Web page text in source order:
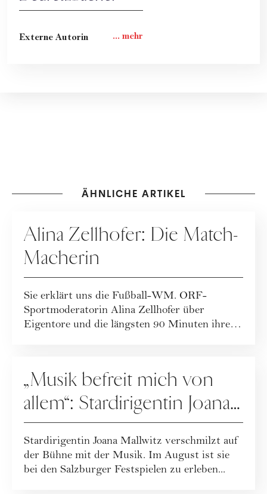
Externe Autorin
ÄHNLICHE ARTIKEL
Alina Zellhofer: Die Match-
Macherin
Sie erklärt uns die Fußball-WM. ORF-
Sportmoderatorin Alina Zellhofer über
Eigentore und die längsten 90 Minuten ihres
„Musik befreit mich von
allem“: Stardirigentin Joana
Mallwitz im Interview
Stardirigentin Joana Mallwitz verschmilzt auf
der Bühne mit der Musik. Im August ist sie
bei den Salzburger Festspielen zu erleben...